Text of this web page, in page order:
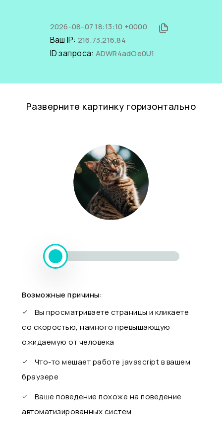
2026-08-07 18:13:10 +0000
Ваш IP: 216.73.216.84
ID запроса: ADWR4adOe0U1
Разверните картинку горизонтально
Возможные причины:
Вы просматриваете страницы и кликаете
со скоростью, намного превышающую
ожидаемую от человека
Что-то мешает работе javascript в вашем
браузере
Ваше поведение похоже на поведение
автоматизированных систем